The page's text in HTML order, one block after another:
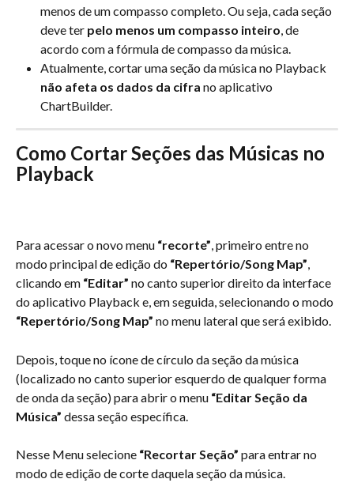
menos de um compasso completo. Ou seja, cada seção
deve ter pelo menos um compasso inteiro, de
acordo com a fórmula de compasso da música.
Atualmente, cortar uma seção da música no Playback
não afeta os dados da cifra no aplicativo
ChartBuilder.
Como Cortar Seções das Músicas no
Playback
Para acessar o novo menu “recorte”, primeiro entre no
modo principal de edição do “Repertório/Song Map”,
clicando em “Editar” no canto superior direito da interface
do aplicativo Playback e, em seguida, selecionando o modo
“Repertório/Song Map” no menu lateral que será exibido.
Depois, toque no ícone de círculo da seção da música
(localizado no canto superior esquerdo de qualquer forma
de onda da seção) para abrir o menu “Editar Seção da
Música” dessa seção específica.
Nesse Menu selecione “Recortar Seção” para entrar no
modo de edição de corte daquela seção da música.